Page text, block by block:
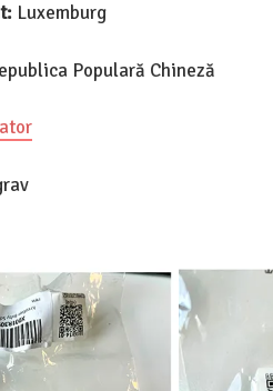
Luxemburg
Populară Chineză